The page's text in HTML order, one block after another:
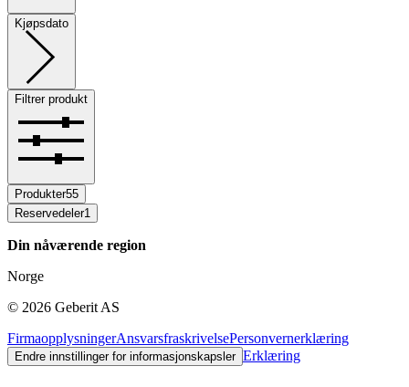
Kjøpsdato
Filtrer produkt
Produkter55
Reservedeler1
Din nåværende region
Norge
© 2026 Geberit AS
FirmaopplysningerAnsvarsfraskrivelsePersonvernerklæring
Endre innstillinger for informasjonskapsler Erklæring